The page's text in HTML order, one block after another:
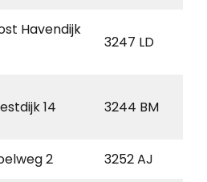
Havendijk
3247 LD
14 3244 BM
2 3252 AJ